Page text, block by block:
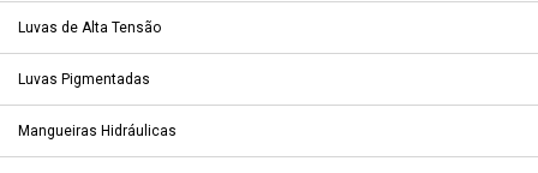
Luvas de Alta Tensão
Luvas Pigmentadas
Mangueiras Hidráulicas